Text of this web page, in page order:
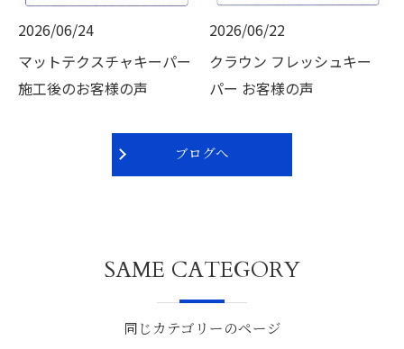
2026/06/24
マットテクスチャキーパー
施工後のお客様の声
2026/06/22
クラウン フレッシュキー
パー お客様の声
ブログへ
同じカテゴリーのページ
SAME CATEGORY